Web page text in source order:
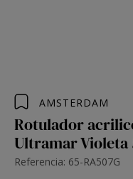
AMSTERDAM
Rotulador
Ultramar Violeta
Referencia: 65-RA507G